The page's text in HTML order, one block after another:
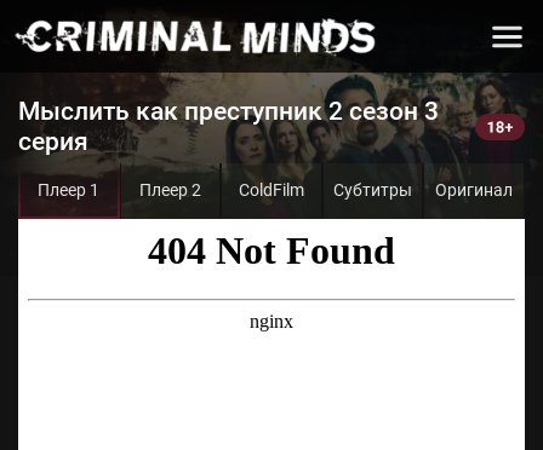
Мыслить как преступник 2 сезон 3
серия
Плеер 1 Плеер 2 ColdFilm Субтитры Оригинал